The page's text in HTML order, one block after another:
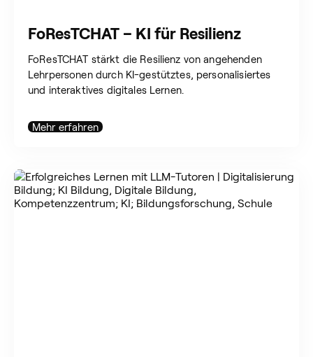
FoResTCHAT – KI für Resilienz
FoResTCHAT stärkt die Resilienz von angehenden
Lehrpersonen durch KI-gestütztes, personalisiertes
und interaktives digitales Lernen.
Mehr erfahren